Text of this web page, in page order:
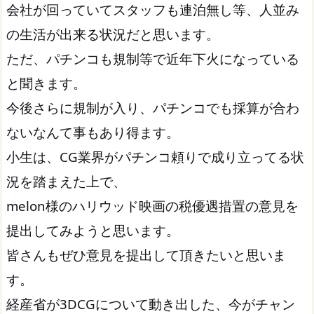
会社が回っていてスタッフも連泊無し等、人並み
の生活が出来る状況だと思います。
ただ、パチンコも規制等で近年下火になっている
と聞きます。
今後さらに規制が入り、パチンコでも採算が合わ
ないなんて事もあり得ます。
小生は、CG業界がパチンコ頼りで成り立ってる状
況を踏まえた上で、
melon様のハリウッド映画の税優遇措置の意見を
提出してみようと思います。
皆さんもぜひ意見を提出して頂きたいと思いま
す。
経産省が3DCGについて動き出した、今がチャン